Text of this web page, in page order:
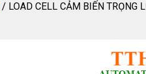
/ LOAD CELL CẢM BIẾN TRỌNG